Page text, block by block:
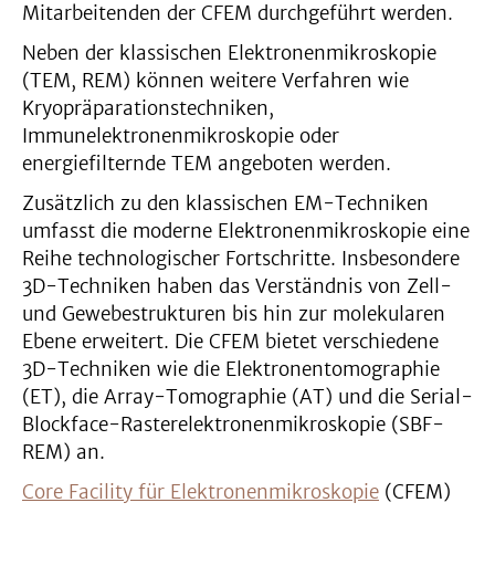
Mitarbeitenden der CFEM durchgeführt werden.
Neben der klassischen Elektronenmikroskopie
(TEM, REM) können weitere Verfahren wie
Kryopräparationstechniken,
Immunelektronenmikroskopie oder
energiefilternde TEM angeboten werden.
Zusätzlich zu den klassischen EM-Techniken
umfasst die moderne Elektronenmikroskopie eine
Reihe technologischer Fortschritte. Insbesondere
3D-Techniken haben das Verständnis von Zell-
und Gewebestrukturen bis hin zur molekularen
Ebene erweitert. Die CFEM bietet verschiedene
3D-Techniken wie die Elektronentomographie
(ET), die Array-Tomographie (AT) und die Serial-
Blockface-Rasterelektronenmikroskopie (SBF-
REM) an.
Core Facility für Elektronenmikroskopie (CFEM)